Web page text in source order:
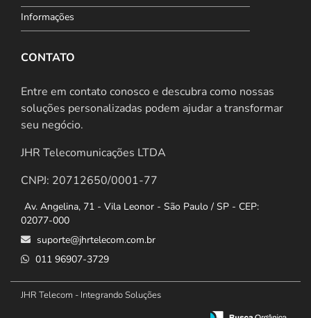
Informações
CONTATO
Entre em contato conosco e descubra como nossas
soluções personalizadas podem ajudar a transformar
seu negócio.
JHR Telecomunicações LTDA
CNPJ: 20712650/0001-77
Av. Angelina, 71 - Vila Leonor - São Paulo / SP - CEP:
02077-000
suporte@jhrtelecom.com.br
011 96907-3729
JHR Telecom - Integrando Soluções